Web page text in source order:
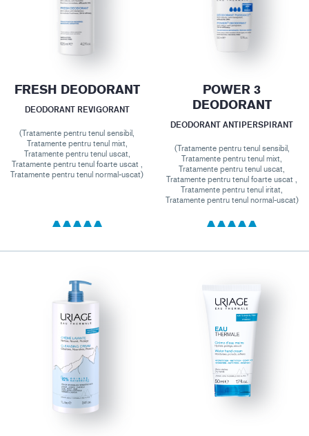
FRESH DEODORANT
DEODORANT REVIGORANT
(Tratamente pentru tenul sensibil,
Tratamente pentru tenul mixt,
Tratamente pentru tenul uscat,
Tratamente pentru tenul foarte uscat ,
Tratamente pentru tenul normal-uscat)
POWER 3
DEODORANT
DEODORANT ANTIPERSPIRANT
(Tratamente pentru tenul sensibil,
Tratamente pentru tenul mixt,
Tratamente pentru tenul uscat,
Tratamente pentru tenul foarte uscat ,
Tratamente pentru tenul iritat,
Tratamente pentru tenul normal-uscat)